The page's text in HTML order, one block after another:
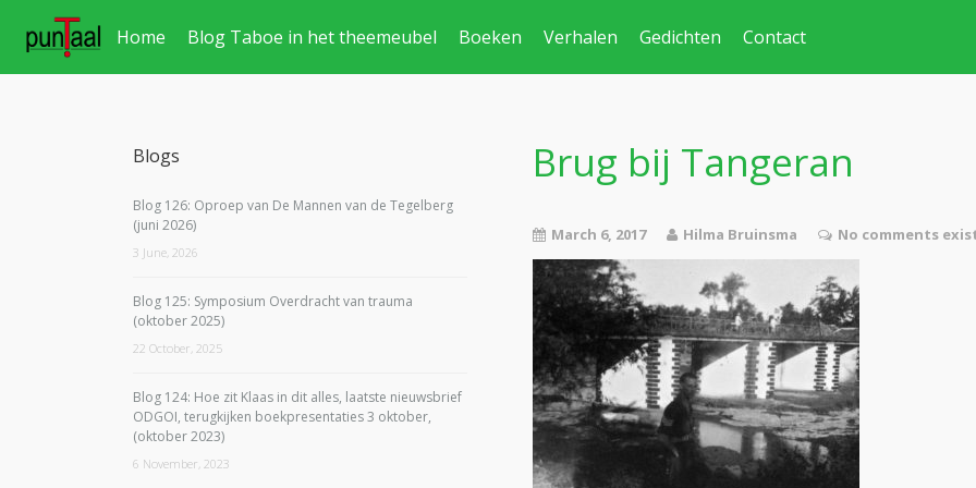
Home Blog Taboe in het theemeubel Boeken Verhalen Gedichten Contact
Brug bij Tangeran
March 6, 2017 Hilma Bruinsma No comments
Blogs
Blog 126: Oproep van De Mannen van de Tegelberg
(juni 2026)
3 June, 2026
Blog 125: Symposium Overdracht van trauma
(oktober 2025)
22 October, 2025
Blog 124: Hoe zit Klaas in dit alles, laatste nieuwsbrief
ODGOI, terugkijken boekpresentaties 3 oktober,
(oktober 2023)
6 November, 2023